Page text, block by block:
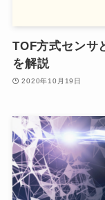
TOF方式センサ
を解説
2020年10月19日